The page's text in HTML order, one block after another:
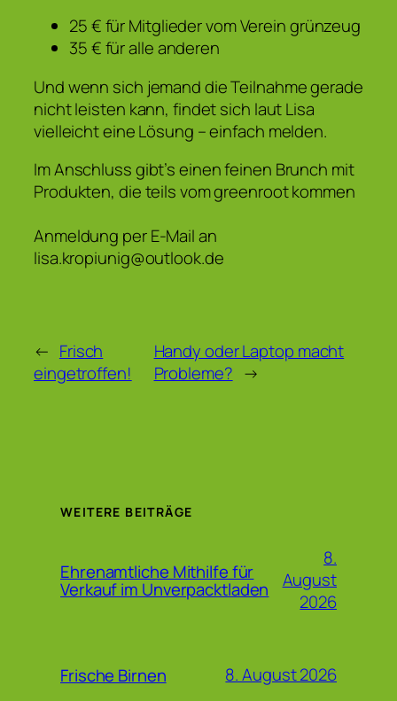
25 € für Mitglieder vom Verein grünzeug
35 € für alle anderen
Und wenn sich jemand die Teilnahme gerade
nicht leisten kann, findet sich laut Lisa
vielleicht eine Lösung – einfach melden.
Im Anschluss gibt’s einen feinen Brunch mit
Produkten, die teils vom greenroot kommen
Anmeldung per E-Mail an
lisa.kropiunig@outlook.de
← Frisch
eingetroffen!
Handy oder Laptop macht
Probleme? →
WEITERE BEITRÄGE
Ehrenamtliche Mithilfe für
Verkauf im Unverpacktladen
8.
August
2026
Frische Birnen 8. August 2026